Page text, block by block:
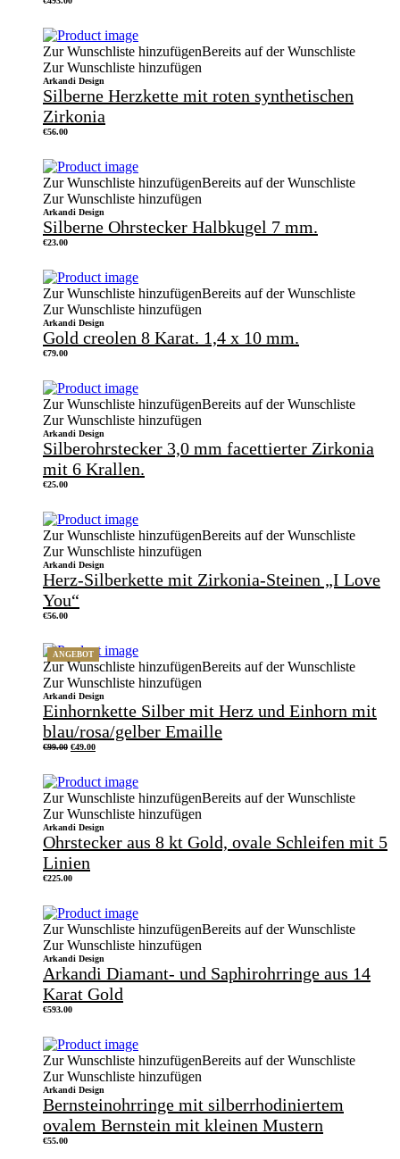
Zur Wunschliste hinzufügenBereits auf der Wunschliste
Zur Wunschliste hinzufügen
Arkandi Design
Silberne Herzkette mit roten synthetischen
Zirkonia
€56.00
Zur Wunschliste hinzufügenBereits auf der Wunschliste
Zur Wunschliste hinzufügen
Arkandi Design
Silberne Ohrstecker Halbkugel 7 mm.
€23.00
Zur Wunschliste hinzufügenBereits auf der Wunschliste
Zur Wunschliste hinzufügen
Arkandi Design
Gold creolen 8 Karat. 1,4 x 10 mm.
€79.00
Zur Wunschliste hinzufügenBereits auf der Wunschliste
Zur Wunschliste hinzufügen
Arkandi Design
Silberohrstecker 3,0 mm facettierter Zirkonia
mit 6 Krallen.
€25.00
Zur Wunschliste hinzufügenBereits auf der Wunschliste
Zur Wunschliste hinzufügen
Arkandi Design
Herz-Silberkette mit Zirkonia-Steinen „I Love
You“
€56.00
ANGEBOT
Zur Wunschliste hinzufügenBereits auf der Wunschliste
Zur Wunschliste hinzufügen
Arkandi Design
Einhornkette Silber mit Herz und Einhorn mit
blau/rosa/gelber Emaille
€99.00 Ursprünglicher
€99.00
€49.00Aktueller
€49.00.
Zur Wunschliste hinzufügenBereits auf der Wunschliste
Zur Wunschliste hinzufügen
Arkandi Design
Ohrstecker aus 8 kt Gold, ovale Schleifen mit 5
Linien
€225.00
Zur Wunschliste hinzufügenBereits auf der Wunschliste
Zur Wunschliste hinzufügen
Arkandi Design
Arkandi Diamant- und Saphirohrringe aus 14
Karat Gold
€593.00
Zur Wunschliste hinzufügenBereits auf der Wunschliste
Zur Wunschliste hinzufügen
Arkandi Design
Bernsteinohrringe mit silberrhodiniertem
ovalem Bernstein mit kleinen Mustern
€55.00